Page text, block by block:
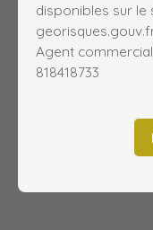
disponibles sur le
Agent
818418733